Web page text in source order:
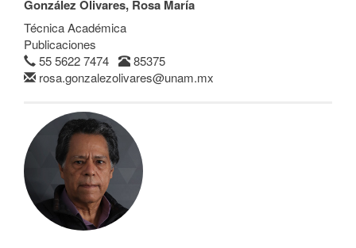
González Olivares, Rosa María
Técnica Académica
Publicaciones
55 5622 7474
85375
rosa.gonzalezolivares@unam.mx